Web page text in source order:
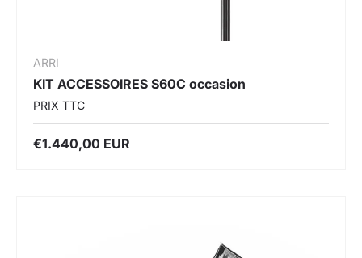
ARRI
KIT ACCESSOIRES S60C occasion
PRIX TTC
€1.440,00 EUR